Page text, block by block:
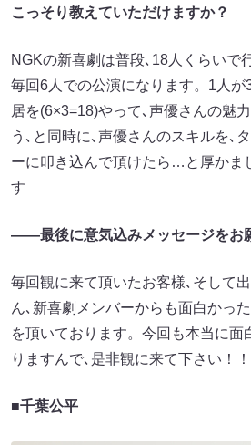
こっそり教えていただけますか？
NGKの新喜劇は普段､18人くらいで
毎回6人での公演になります。1人
居を(6×3=18)やって､声優さんの魅
う､と同時に､声優さんのスキルを､
ーに叩き込んで頂けたら…と厚かま
す
――最後に意気込みメッセージをお
毎回観に来て頂いたお客様､そして
ん､新喜劇メンバーからも面白かっ
を頂いております。今回も本当に面
りますんで､是非観に来て下さい！！
■千葉公平